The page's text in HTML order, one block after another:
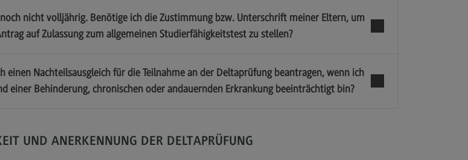
Satzungen
Impressum
Datenschutzerklärung
nicht volljährig. Benötige ich die Zustimmung bzw. Unterschrift meiner Eltern, um
auf Zulassung zum allgemeinen Studierfähigkeitstest zu stellen?
einen Nachteilsausgleich für die Teilnahme an der Deltaprüfung beantragen, wenn ich
einer Behinderung, chronischen oder andauernden Erkrankung beeinträchtigt bin?
UND ANERKENNUNG DER DELTAPRÜFUNG